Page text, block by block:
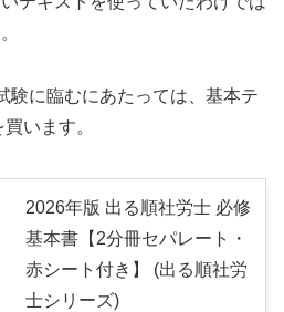
験に臨むにあたっては、基本テ
います。
2026年版 出る順社労士 必修
基本書【2分冊セパレート・
赤シート付き】 (出る順社労
士シリーズ)